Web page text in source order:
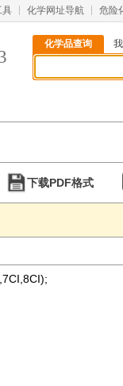
具 化学网址导航 危险
化学品查询
下载PDF格式